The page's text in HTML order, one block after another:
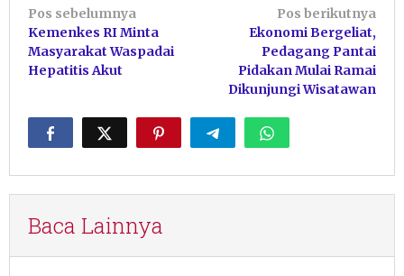
Navigasi
pos
Pos sebelumnya
Kemenkes RI Minta
Masyarakat Waspadai
Hepatitis Akut
Pos berikutnya
Ekonomi Bergeliat,
Pedagang Pantai
Pidakan Mulai Ramai
Dikunjungi Wisatawan
Baca Lainnya